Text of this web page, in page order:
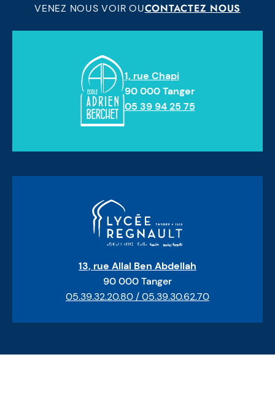
VENEZ NOUS VOIR OUCONTACTEZ NOUS
1, rue Chapi
90 000 Tanger
05 39 94 25 75
13, rue Allal Ben Abdellah
90 000 Tanger
05.39.32.20.80 / 05.39.30.62.70